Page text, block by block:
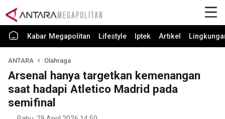
Kabar Megapolitan Lifestyle Iptek Artikel
ANTARA Olahraga
Arsenal hanya targetkan kemenangan
saat hadapi Atletico Madrid pada
semifinal